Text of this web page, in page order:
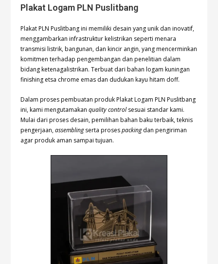
Plakat Logam PLN Puslitbang
Plakat PLN Puslitbang ini memiliki desain yang unik dan inovatif,
menggambarkan infrastruktur kelistrikan seperti menara
transmisi listrik, bangunan, dan kincir angin, yang mencerminkan
komitmen terhadap pengembangan dan penelitian dalam
bidang ketenagalistrikan. Terbuat dari bahan logam kuningan
finishing etsa chrome emas dan dudukan kayu hitam doff.
Dalam proses pembuatan produk Plakat Logam PLN Puslitbang
ini, kami mengutamakanquality controlsesuai standar kami.
Mulai dari proses desain, pemilihan bahan baku terbaik, teknis
pengerjaan,assemblingserta prosespackingdan pengiriman
agar produk aman sampai tujuan.